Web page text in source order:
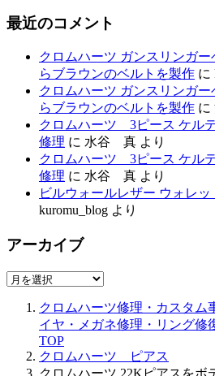
最近のコメント
クロムハーツ ガンスリンガ
らブラウンのベルトを製作 に
クロムハーツ ガンスリンガ
らブラウンのベルトを製作 に
クロムハーツ 3ピース ケル
修理 に 水谷 真 より
クロムハーツ 3ピース ケル
修理 に 水谷 真 より
ビルウォールレザー ウォレ
kuromu_blog より
アーカイブ
ア
クロムハーツ修理・カスタム
イヤ・メガネ修理・リング修
TOP
クロムハーツ ピアス
クロムハーツ 22Kピアスをボ